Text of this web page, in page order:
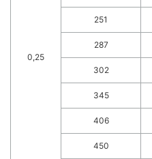
0,25
251
287
302
345
406
450